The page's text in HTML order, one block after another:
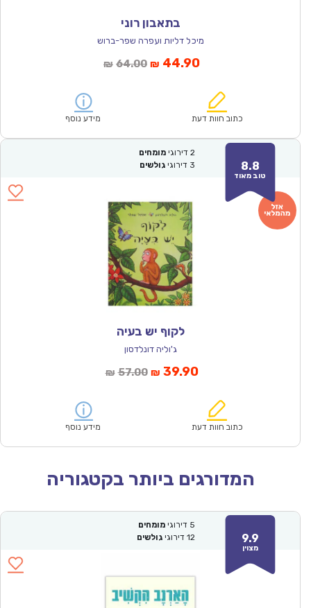
בתאבון רוני
מיכל דליות ועפרה שפר-ברוש
₪ 64.00המחיר
₪64.00.
₪ 44.90המחיר
הוא:
כתוב חוות דעת מידע נוסף
8.8
טוב מאוד
2 דירוגי מומחים
3 דירוגי גולשים
לקוף יש בעיה
ג'וליה דונלדסון
₪ 57.00המחיר
₪57.00.
₪ 39.90המחיר
הוא:
כתוב חוות דעת מידע נוסף
המדורגים ביותר בקטגוריה
9.9
מצוין
5 דירוגי מומחים
12 דירוגי גולשים